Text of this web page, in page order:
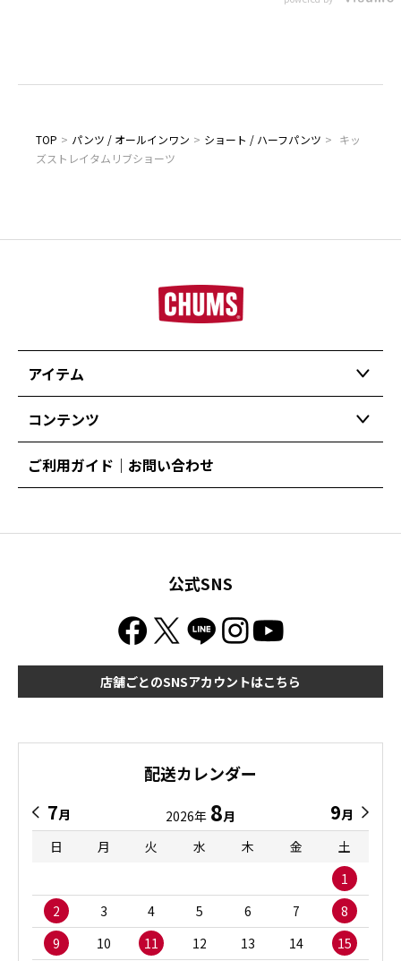
TOP > パンツ / オールインワン > ショート / ハーフパンツ > キッ
ズストレイタムリブショーツ
アイテム
コンテンツ
ご利用ガイド｜お問い合わせ
公式SNS
店舗ごとのSNSアカウントはこちら
配送カレンダー
7月 2026年 8月 9月
日
月 火 水 木 金
土
1
2
3 4 5 6 7
8
9
10 11 12 13 14 15